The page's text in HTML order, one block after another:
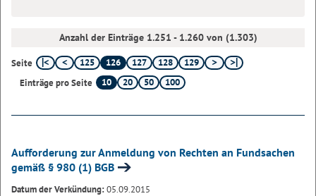
Anzahl der Einträge 1.251 - 1.260 von (1.303)
Seite 125 126 127 128
129
Einträge pro Seite
10 20 50 100
Aufforderung zur Anmeldung von Rechten an Fundsachen
gemäß § 980 (1) BGB
Datum der Verkündung:05.09.2015